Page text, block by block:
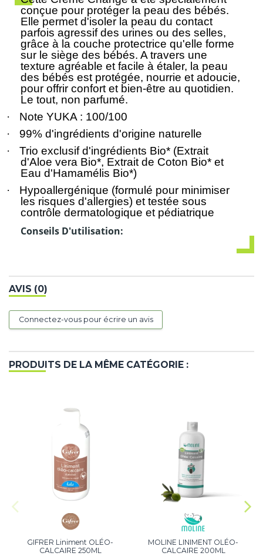
conçue pour protéger la peau des bébés.
Elle permet d'isoler la peau du contact
parfois agressif des urines ou des selles,
grâce à la couche protectrice qu'elle forme
sur le siège des bébés. A travers une
texture agréable et facile à étaler, la peau
des bébés est protégée, nourrie et adoucie,
pour offrir confort et bien-être au quotidien.
Le tout, non parfumé.
·
Note YUKA : 100/100
·
99% d'ingrédients d'origine naturelle
·
Trio exclusif d'ingrédients Bio* (Extrait
d'Aloe vera Bio*, Extrait de Coton Bio* et
Eau d'Hamamélis Bio*)
·
Hypoallergénique (formulé pour minimiser
les risques d'allergies) et testée sous
contrôle dermatologique et pédiatrique
Conseils D'utilisation:
AVIS (0)
Connectez-vous pour écrire un avis
PRODUITS DE LA MÊME CATÉGORIE :
GIFRER Liniment OLÉO-
CALCAIRE 250ML
MOLINE LINIMENT OLÉO-
CALCAIRE 200ML